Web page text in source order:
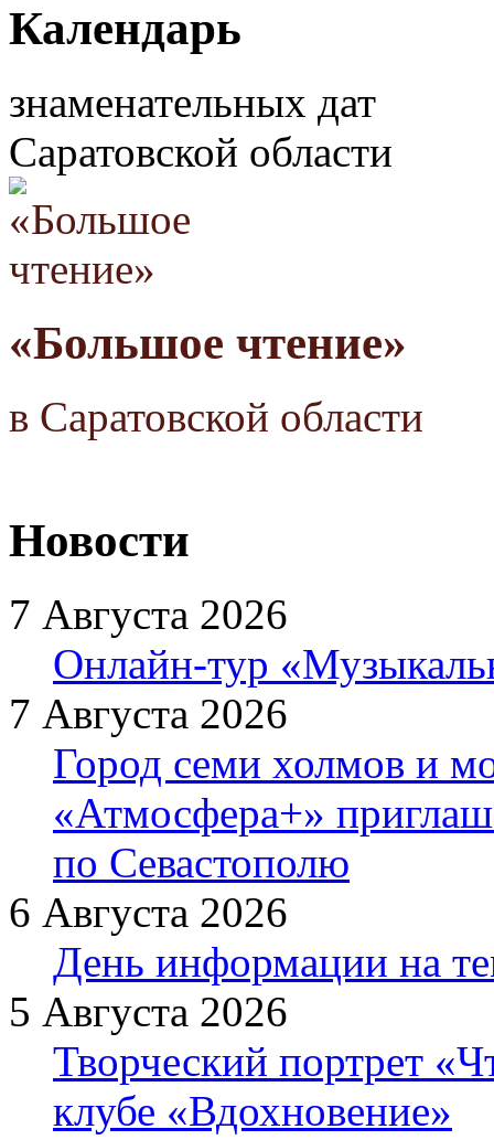
Календарь
знаменательных дат
Саратовской области
«Большое чтение»
в Саратовской области
Новости
7 Августа 2026
Онлайн-тур
7 Августа 2026
Город семи холмов и
«Атмосфера+»
по Севастополю
6 Августа 2026
День информации на
5 Августа 2026
Творческий портрет
клубе «Вдохновение»